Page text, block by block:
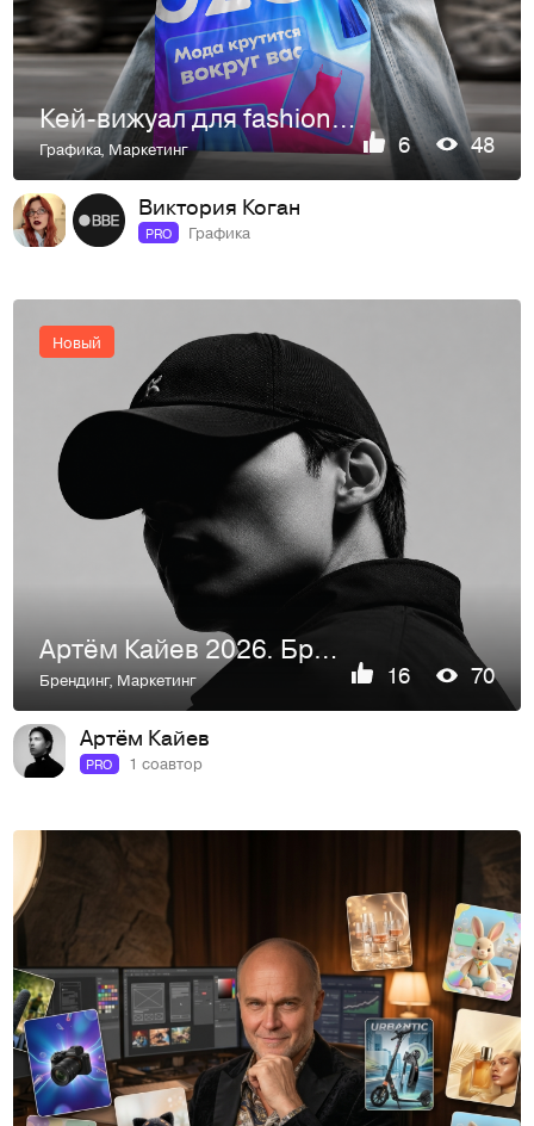
Кей-вижуал для fashion-категории на Ozon
Графика, Маркетинг 6 48
Виктория Коган
PRO Графика
Новый
Артём Кайев 2026. Брендинг для дизайнера.
Брендинг, Маркетинг 16 70
Артём Кайев
PRO 1 соавтор